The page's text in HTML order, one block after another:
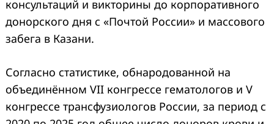
консультаций и викторины до корпоративного
донорского дня с «Почтой России» и массового
забега в Казани.
Согласно статистике, обнародованной на
объединённом VII конгрессе гематологов и V
конгрессе трансфузиологов России, за период с